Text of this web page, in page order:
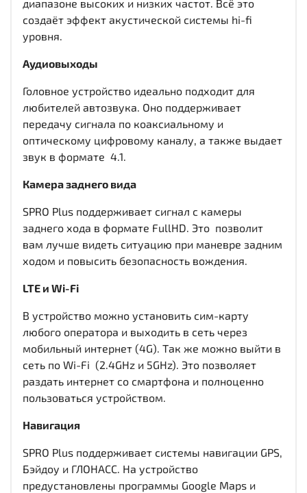
диапазоне высоких и низких частот. Всё это
создаёт эффект акустической системы hi-fi
уровня.
Аудиовыходы
Головное устройство идеально подходит для
любителей автозвука. Оно поддерживает
передачу сигнала по коаксиальному и
оптическому цифровому каналу, а также выдает
звук в формате 4.1.
Камера заднего вида
SPRO Plus поддерживает сигнал с камеры
заднего хода в формате FullHD. Это позволит
вам лучше видеть ситуацию при маневре задним
ходом и повысить безопасность вождения.
LTE и Wi-Fi
В устройство можно установить сим-карту
любого оператора и выходить в сеть через
мобильный интернет (4G). Так же можно выйти в
сеть по Wi-Fi (2.4GHz и 5GHz). Это позволяет
раздать интернет со смартфона и полноценно
пользоваться устройством.
Навигация
SPRO Plus поддерживает системы навигации GPS,
Бэйдоу и ГЛОНАСС. На устройство
предустановлены программы Google Maps и